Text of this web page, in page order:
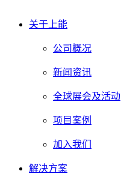
关于上能
公司概况
新闻资讯
全球展会及活动
项目案例
加入我们
解决方案